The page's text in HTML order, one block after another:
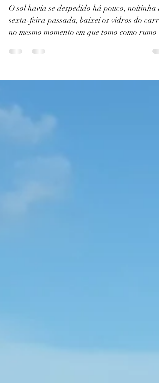
Quando se encanta um
amigo
no mesmo momento em que tomo como rumo